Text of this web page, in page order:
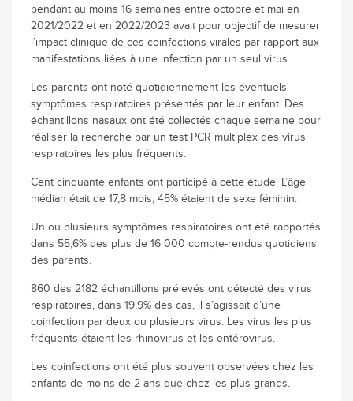
pendant au moins 16 semaines entre octobre et mai en
2021/2022 et en 2022/2023 avait pour objectif de mesurer
l’impact clinique de ces coinfections virales par rapport aux
manifestations liées à une infection par un seul virus.
Les parents ont noté quotidiennement les éventuels
symptômes respiratoires présentés par leur enfant. Des
échantillons nasaux ont été collectés chaque semaine pour
réaliser la recherche par un test PCR multiplex des virus
respiratoires les plus fréquents.
Cent cinquante enfants ont participé à cette étude. L’âge
médian était de 17,8 mois, 45% étaient de sexe féminin.
Un ou plusieurs symptômes respiratoires ont été rapportés
dans 55,6% des plus de 16 000 compte-rendus quotidiens
des parents.
860 des 2182 échantillons prélevés ont détecté des virus
respiratoires, dans 19,9% des cas, il s’agissait d’une
coinfection par deux ou plusieurs virus. Les virus les plus
fréquents étaient les rhinovirus et les entérovirus.
Les coinfections ont été plus souvent observées chez les
enfants de moins de 2 ans que chez les plus grands.